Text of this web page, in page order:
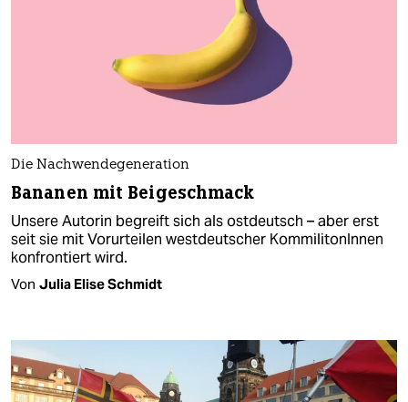
Die Nachwendegeneration
Bananen mit Beigeschmack
Unsere Autorin begreift sich als ostdeutsch – aber erst
seit sie mit Vorurteilen westdeutscher KommilitonInnen
konfrontiert wird.
Von Julia Elise Schmidt